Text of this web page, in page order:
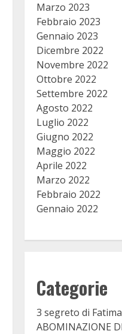
Marzo 2023
Febbraio 2023
Gennaio 2023
Dicembre 2022
Novembre 2022
Ottobre 2022
Settembre 2022
Agosto 2022
Luglio 2022
Giugno 2022
Maggio 2022
Aprile 2022
Marzo 2022
Febbraio 2022
Gennaio 2022
Categorie
3 segreto di Fatima
ABOMINAZIONE